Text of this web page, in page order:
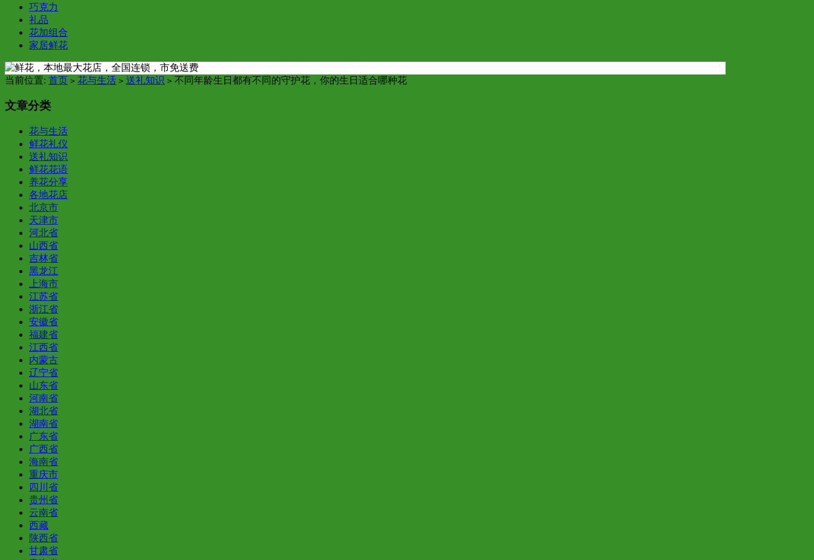
巧克力
礼品
花加组合
家居鲜花
当前位置: 首页 > 花与生活 > 送礼知识 > 不同年龄生日都有不同的守护花，你的生日适合哪种花
文章分类
花与生活
鲜花礼仪
送礼知识
鲜花花语
养花分享
各地花店
北京市
天津市
河北省
山西省
吉林省
黑龙江
上海市
江苏省
浙江省
安徽省
福建省
江西省
内蒙古
辽宁省
山东省
河南省
湖北省
湖南省
广东省
广西省
海南省
重庆市
四川省
贵州省
云南省
西藏
陕西省
甘肃省